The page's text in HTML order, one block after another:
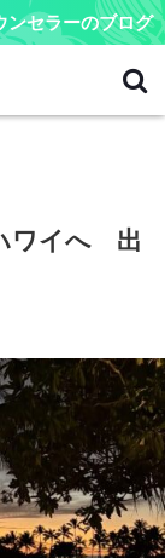
ンセラーのブログ
ワイへ 出